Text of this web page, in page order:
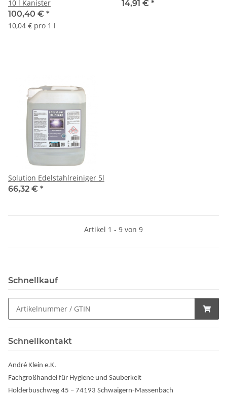
10 l Kanister
100,40 € *
10,04 € pro 1 l
14,91 € *
Solution Edelstahlreiniger 5l
66,32 € *
Artikel 1 - 9 von 9
Schnellkauf
Schnellkontakt
André Klein e.K.
Fachgroßhandel für Hygiene und Sauberkeit
Holderbuschweg 45 – 74193 Schwaigern-Massenbach